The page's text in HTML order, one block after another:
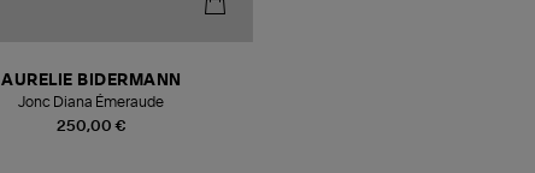
250,00 €
AURELIE BIDERMANN
Jonc Diana Émeraude